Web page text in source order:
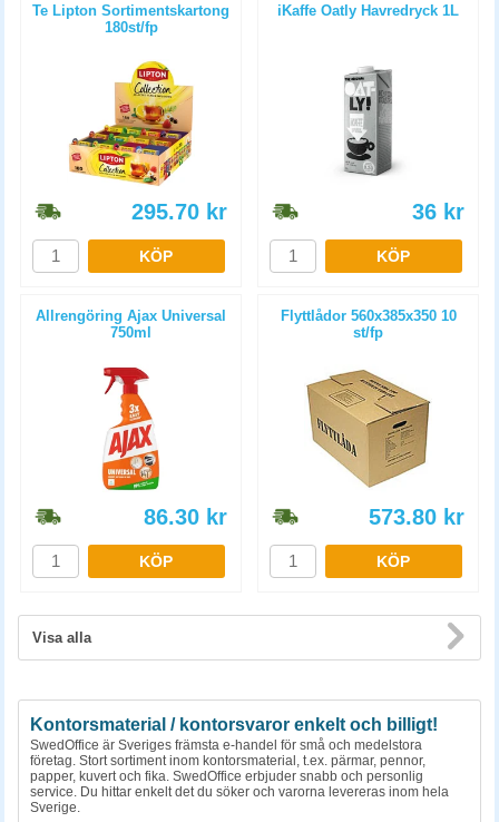
Te Lipton Sortimentskartong
180st/fp
295.70 kr
KÖP
iKaffe Oatly Havredryck 1L
36 kr
KÖP
Allrengöring Ajax Universal
750ml
86.30 kr
KÖP
Flyttlådor 560x385x350 10
st/fp
573.80 kr
KÖP
Visa alla
Kontorsmaterial / kontorsvaror enkelt och billigt!
SwedOffice är Sveriges främsta e-handel för små och medelstora
företag. Stort sortiment inom kontorsmaterial, t.ex. pärmar, pennor,
papper, kuvert och fika. SwedOffice erbjuder snabb och personlig
service. Du hittar enkelt det du söker och varorna levereras inom hela
Sverige.